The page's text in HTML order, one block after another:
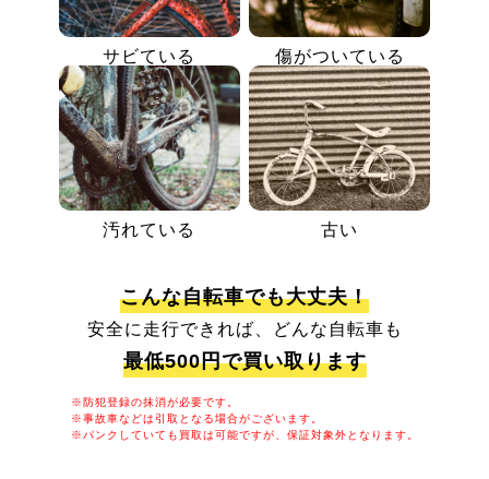
サビている 傷がついている
汚れている 古い
こんな自転車でも大丈夫！
安全に走行できれば、どんな自転車も
最低500円で買い取ります
※防犯登録の抹消が必要です。
※事故車などは引取となる場合がございます。
※パンクしていても買取は可能ですが、保証対象外となります。